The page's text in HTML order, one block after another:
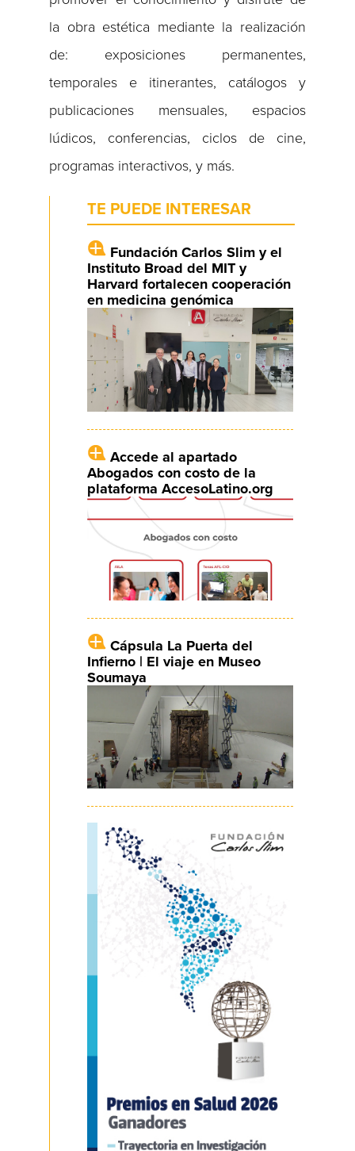
la obra estética mediante la realización
de: exposiciones permanentes,
temporales e itinerantes, catálogos y
publicaciones mensuales, espacios
lúdicos, conferencias, ciclos de cine,
programas interactivos, y más.
TE PUEDE INTERESAR
Fundación Carlos Slim y el
Instituto Broad del MIT y
Harvard fortalecen cooperación
en medicina genómica
Accede al apartado
Abogados con costo de la
plataforma AccesoLatino.org
Cápsula La Puerta del
Infierno | El viaje en Museo
Soumaya